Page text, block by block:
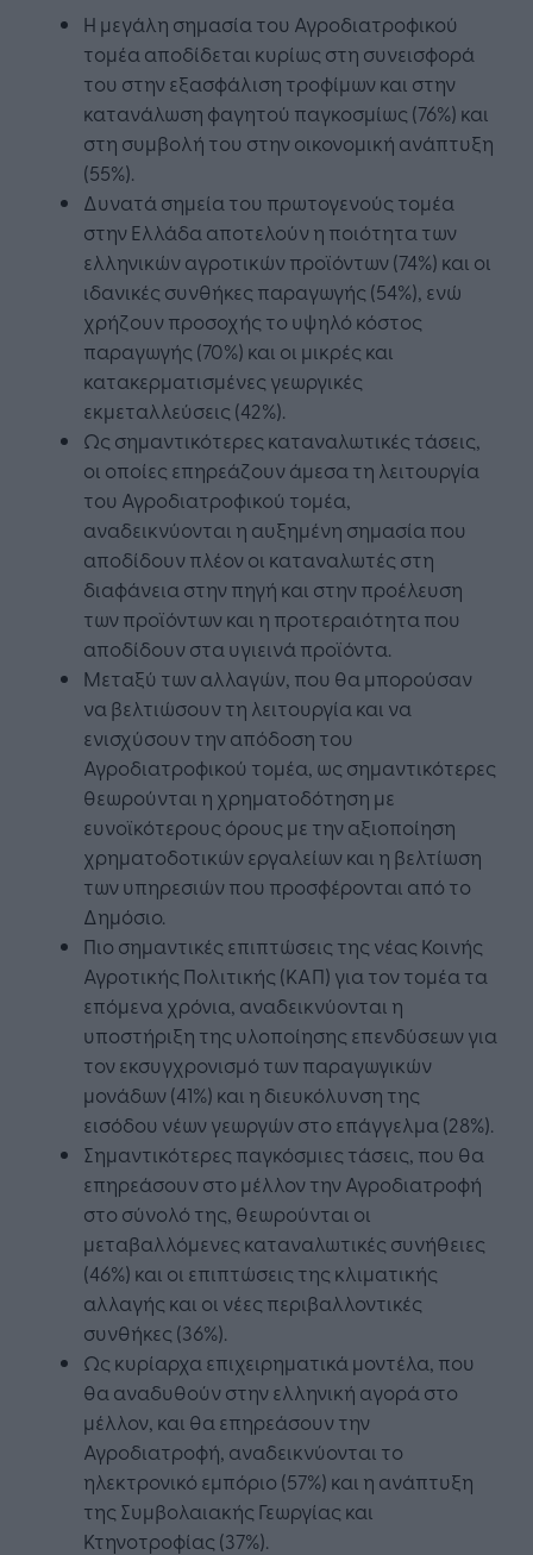
Η μεγάλη σημασία του Αγροδιατροφικού
τομέα αποδίδεται κυρίως στη συνεισφορά
του στην εξασφάλιση τροφίμων και στην
κατανάλωση φαγητού παγκοσμίως (76%) και
στη συμβολή του στην οικονομική ανάπτυξη
(55%).
Δυνατά σημεία του πρωτογενούς τομέα
στην Ελλάδα αποτελούν η ποιότητα των
ελληνικών αγροτικών προϊόντων (74%) και οι
ιδανικές συνθήκες παραγωγής (54%), ενώ
χρήζουν προσοχής το υψηλό κόστος
παραγωγής (70%) και οι μικρές και
κατακερματισμένες γεωργικές
εκμεταλλεύσεις (42%).
Ως σημαντικότερες καταναλωτικές τάσεις,
οι οποίες επηρεάζουν άμεσα τη λειτουργία
του Αγροδιατροφικού τομέα,
αναδεικνύονται η αυξημένη σημασία που
αποδίδουν πλέον οι καταναλωτές στη
διαφάνεια στην πηγή και στην προέλευση
των προϊόντων και η προτεραιότητα που
αποδίδουν στα υγιεινά προϊόντα.
Μεταξύ των αλλαγών, που θα μπορούσαν
να βελτιώσουν τη λειτουργία και να
ενισχύσουν την απόδοση του
Αγροδιατροφικού τομέα, ως σημαντικότερες
θεωρούνται η χρηματοδότηση με
ευνοϊκότερους όρους με την αξιοποίηση
χρηματοδοτικών εργαλείων και η βελτίωση
των υπηρεσιών που προσφέρονται από το
Δημόσιο.
Πιο σημαντικές επιπτώσεις της νέας Κοινής
Αγροτικής Πολιτικής (ΚΑΠ) για τον τομέα τα
επόμενα χρόνια, αναδεικνύονται η
υποστήριξη της υλοποίησης επενδύσεων για
τον εκσυγχρονισμό των παραγωγικών
μονάδων (41%) και η διευκόλυνση της
εισόδου νέων γεωργών στο επάγγελμα (28%).
Σημαντικότερες παγκόσμιες τάσεις, που θα
επηρεάσουν στο μέλλον την Αγροδιατροφή
στο σύνολό της, θεωρούνται οι
μεταβαλλόμενες καταναλωτικές συνήθειες
(46%) και οι επιπτώσεις της κλιματικής
αλλαγής και οι νέες περιβαλλοντικές
συνθήκες (36%).
Ως κυρίαρχα επιχειρηματικά μοντέλα, που
θα αναδυθούν στην ελληνική αγορά στο
μέλλον, και θα επηρεάσουν την
Αγροδιατροφή, αναδεικνύονται το
ηλεκτρονικό εμπόριο (57%) και η ανάπτυξη
της Συμβολαιακής Γεωργίας και
Κτηνοτροφίας (37%).